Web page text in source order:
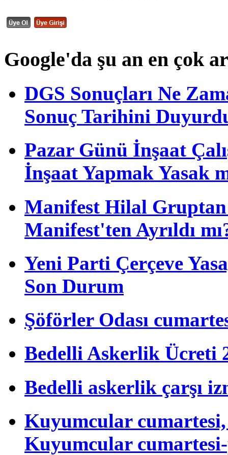
Google'da şu an en çok
DGS Sonuçları Ne
Sonuç Tarihini
Pazar Günü İnşaat
İnşaat Yapmak Yasak
Manifest Hilal Gruptan
Manifest'ten Ayrıldı
Yeni Parti Çerçeve
Son Durum
Şöförler Odası
Bedelli Askerlik Ücreti
Bedelli askerlik çarşı
Kuyumcular cumartesi,
Kuyumcular